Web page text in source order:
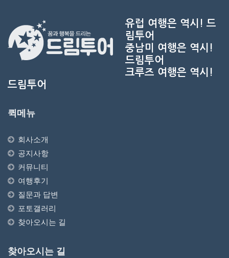
유럽 여행은 역시! 드
림투어
중남미 여행은 역시!
드림투어
크루즈 여행은 역시!
드림투어
퀵메뉴
회사소개
공지사항
커뮤니티
여행후기
질문과 답변
포토갤러리
찾아오시는 길
찾아오시는 길